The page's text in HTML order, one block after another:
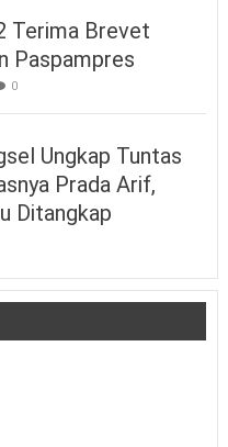
Terima Brevet
Paspampres
0
Ungkap Tuntas
Prada Arif,
Ditangkap